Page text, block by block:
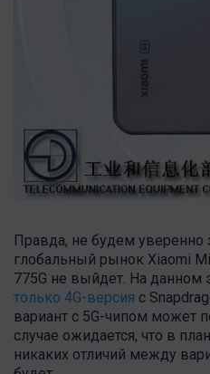
Правда, не будем уверенно
глобальный рынок Xiaomi
775G не выйдет. На данном
только 4G-версия с
вариант с 5G-чипом может
случае ожидается, что в
никаких отличий между